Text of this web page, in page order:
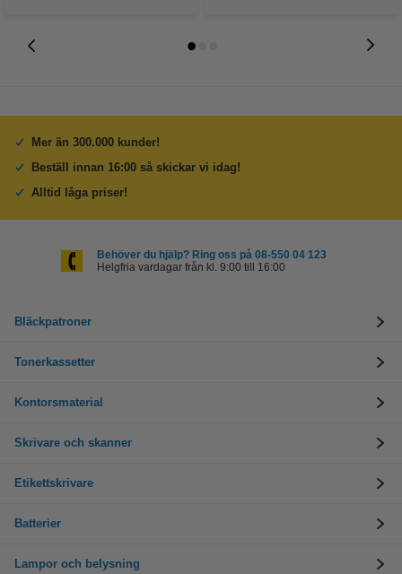
Mer än 300.000 kunder!
Beställ innan 16:00 så skickar vi idag!
Alltid låga priser!
Behöver du hjälp? Ring oss på 08-550 04 123
Helgfria vardagar från kl. 9:00 till 16:00
Bläckpatroner
Tonerkassetter
Kontorsmaterial
Skrivare och skanner
Etikettskrivare
Batterier
Lampor och belysning